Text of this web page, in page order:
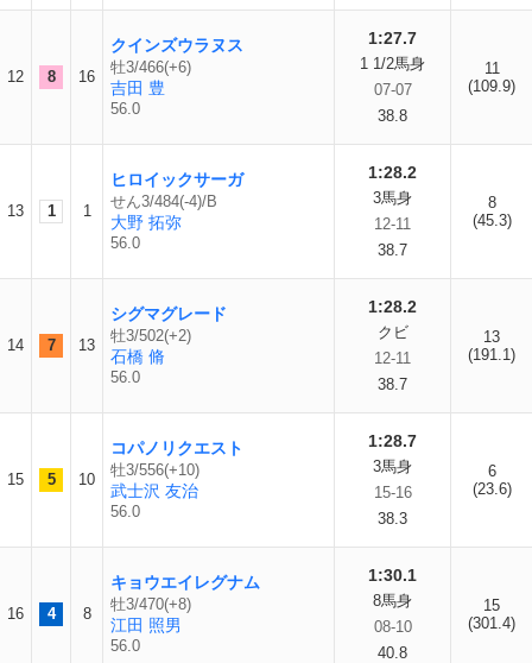
12 8 16
クインズウラヌス
牡3/466(+6)
吉田 豊
56.0
1:27.7
1 1/2馬身
07-07
38.8
11
(109.9)
13 1 1
ヒロイックサーガ
せん3/484(-4)/B
大野 拓弥
56.0
1:28.2
3馬身
12-11
38.7
8
(45.3)
14 7 13
シグマグレード
牡3/502(+2)
石橋 脩
56.0
1:28.2
クビ
12-11
38.7
13
(191.1)
15 5 10
コパノリクエスト
牡3/556(+10)
武士沢 友治
56.0
1:28.7
3馬身
15-16
38.3
6
(23.6)
16 4 8
キョウエイレグナム
牡3/470(+8)
江田 照男
56.0
1:30.1
8馬身
08-10
40.8
15
(301.4)